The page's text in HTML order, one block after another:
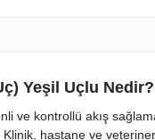
Yeşil Uçlu Nedir?
ve kontrollü akış
hastane ve